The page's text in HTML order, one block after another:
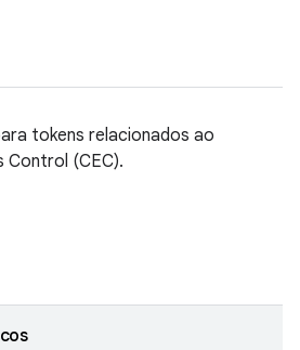
tokens relacionados ao
Control (CEC).